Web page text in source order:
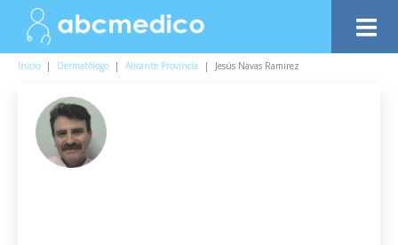
Inicio | Dermatólogo | Alicante Provincia | Jesús Navas Ramirez